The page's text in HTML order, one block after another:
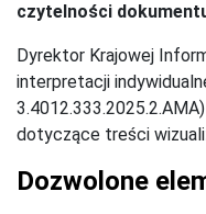
czytelności
Dyrektor Krajowej
interpretacji
dotyczące treści
Dozwolone